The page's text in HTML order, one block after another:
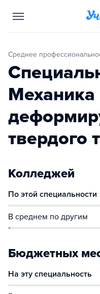
Среднее
Механика
твердого
Колледжей
По этой специальности
В среднем по другим
Бюджетных
На эту специальность